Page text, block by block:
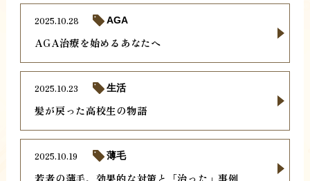
AGA治療を始めるあなたへ
2025.10.28 AGA
髪が戻った高校生の物語
2025.10.23 生活
若者の薄毛、効果的な対策と「治った」事例
2025.10.19 薄毛